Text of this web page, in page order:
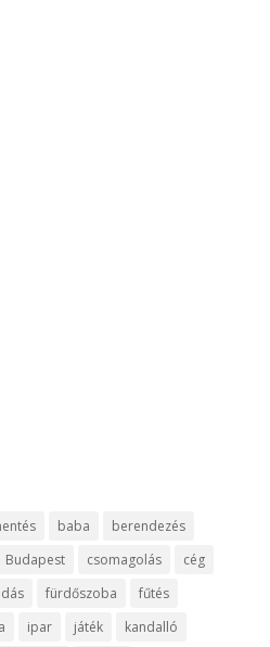
baba
berendezés
Budapest csomagolás
cég
fürdőszoba
fűtés
ipar játék kandalló